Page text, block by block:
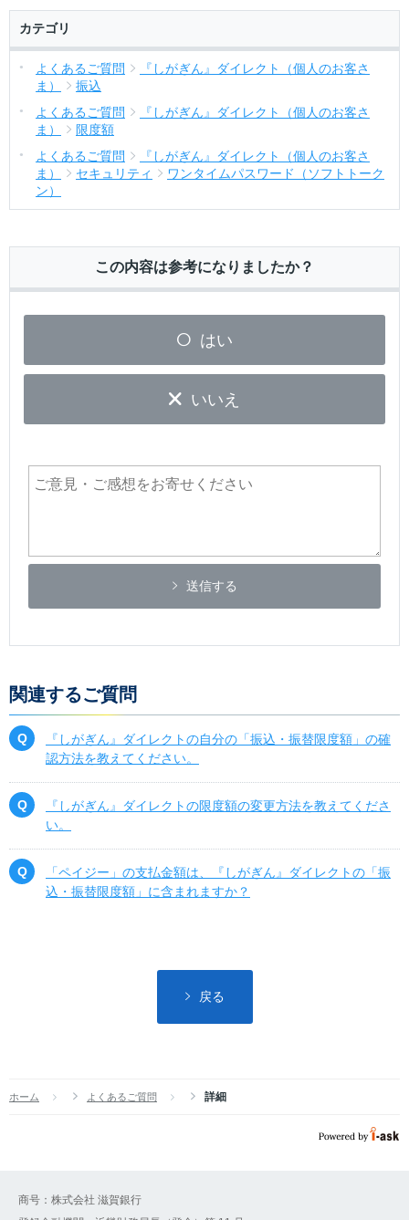
カテゴリ
よくあるご質問
『しがぎん』ダイレクト（個人のお客さ
ま）
振込
よくあるご質問
『しがぎん』ダイレクト（個人のお客さ
ま）
限度額
よくあるご質問
『しがぎん』ダイレクト（個人のお客さ
ま）
セキュリティ
ワンタイムパスワード（ソフトトーク
ン）
この内容は参考になりましたか？
はい
いいえ
送信する
関連するご質問
『しがぎん』ダイレクトの自分の「振込・振替限度額」の確
認方法を教えてください。
『しがぎん』ダイレクトの限度額の変更方法を教えてくださ
い。
「ペイジー」の支払金額は、『しがぎん』ダイレクトの「振
込・振替限度額」に含まれますか？
戻る
ホーム よくあるご質問 詳細
商号：株式会社 滋賀銀行